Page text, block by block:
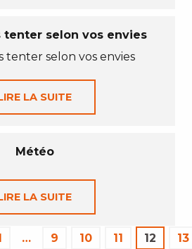
tenter selon vos envies
tenter selon vos envies
LA SUITE
Météo
LA SUITE
… 9 10 11 12 13